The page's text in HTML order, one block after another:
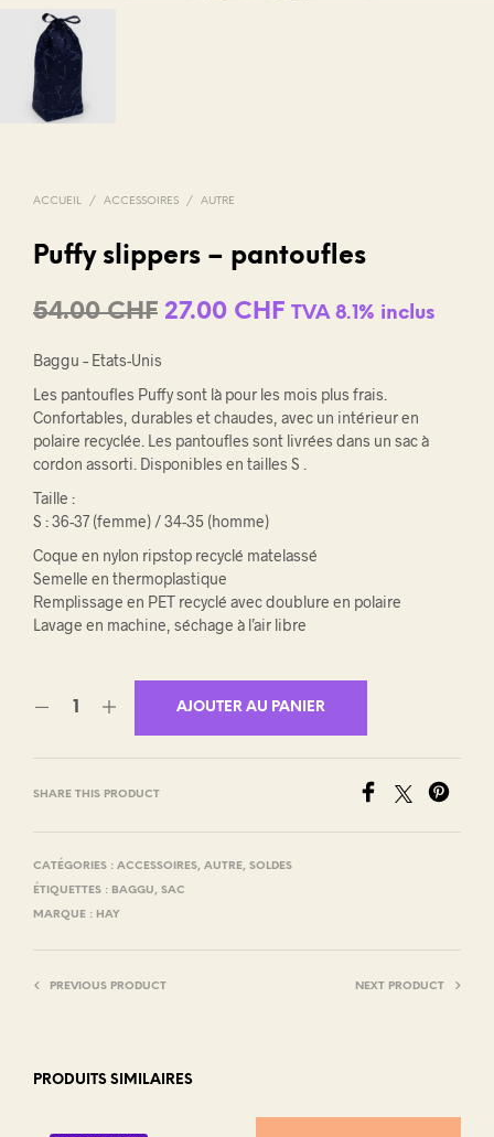
ACCUEIL / ACCESSOIRES / AUTRE
Puffy slippers – pantoufles
54.00CHF Le
initial
était :
54.00 CHF.
27.00 CHFLe
actuel
est :
27.00 CHF.
TVA 8.1% inclus
Baggu – Etats-Unis
Les pantoufles Puffy sont là pour les mois plus frais.
Confortables, durables et chaudes, avec un intérieur en
polaire recyclée. Les pantoufles sont livrées dans un sac à
cordon assorti. Disponibles en tailles S .
Taille :
S : 36-37 (femme) / 34-35 (homme)
Coque en nylon ripstop recyclé matelassé
Semelle en thermoplastique
Remplissage en PET recyclé avec doublure en polaire
Lavage en machine, séchage à l’air libre
AJOUTER AU PANIER
SHARE THIS PRODUCT
CATÉGORIES : ACCESSOIRES, AUTRE, SOLDES
ÉTIQUETTES : BAGGU, SAC
MARQUE : HAY
PREVIOUS PRODUCT NEXT PRODUCT
PRODUITS SIMILAIRES